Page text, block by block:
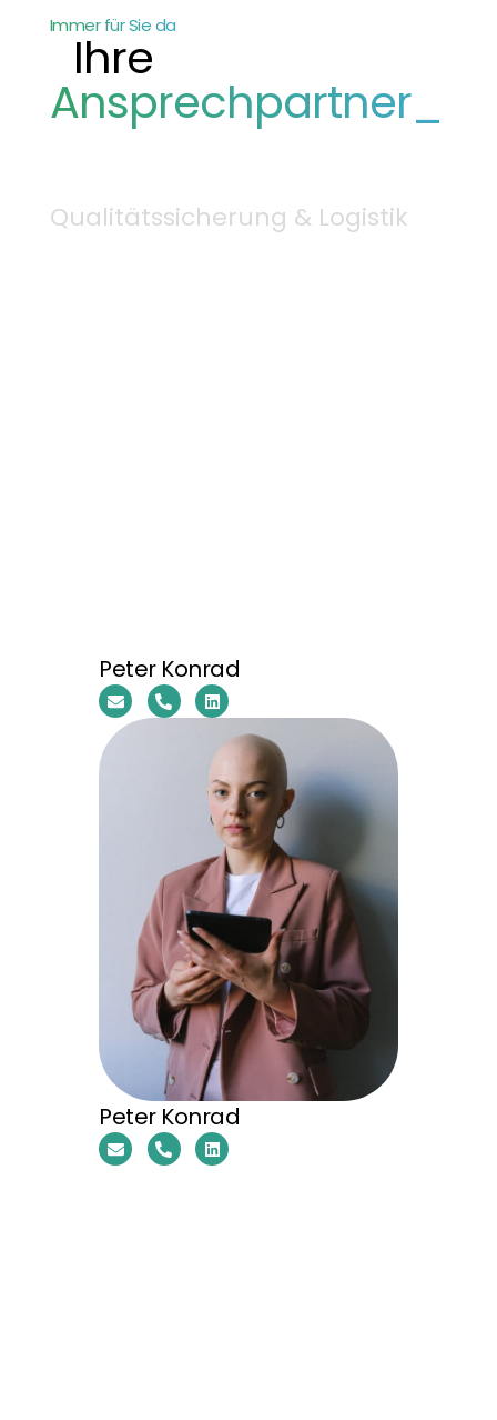
Immer für Sie da
Ihre
Ansprechpartner_
Qualitätssicherung & Logistik
Peter Konrad
Peter Konrad